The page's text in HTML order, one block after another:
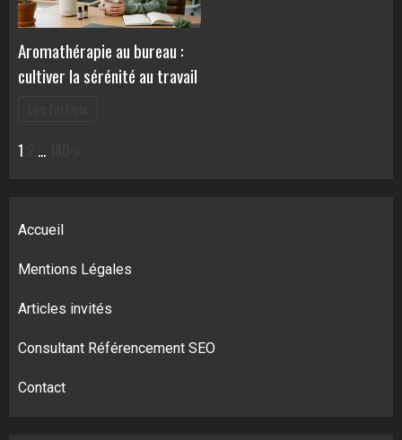
Aromathérapie au bureau :
cultiver la sérénité au travail
Page:
1 …
Accueil
Mentions Légales
Articles invités
Consultant Référencement SEO
Contact